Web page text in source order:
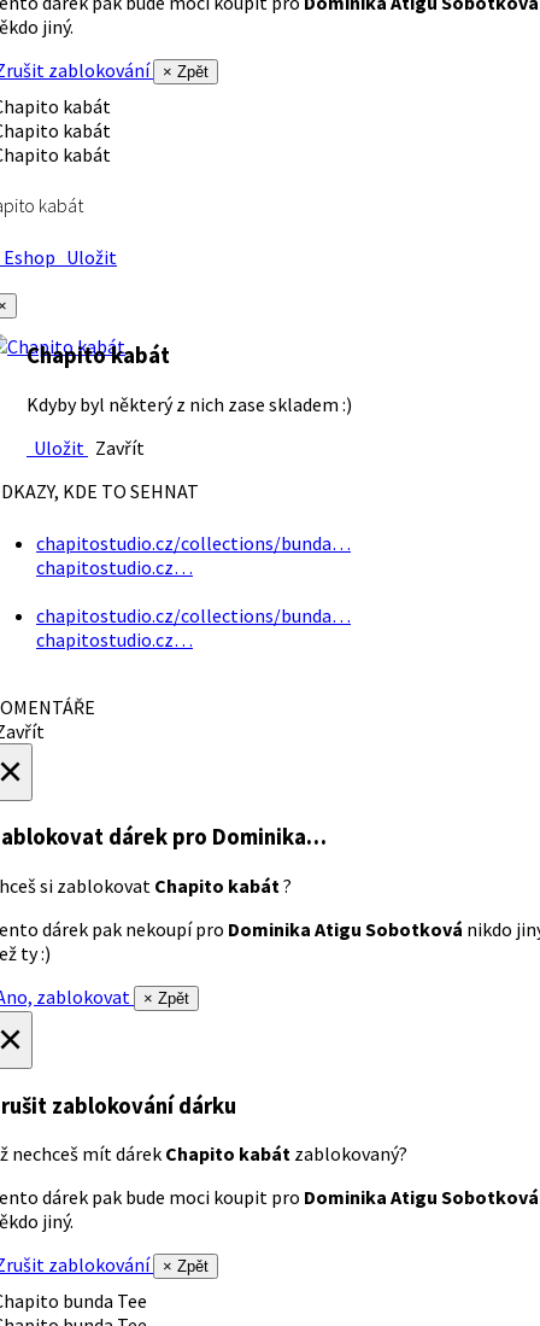
jiný.
zablokování
× Zpět
kabát
Uložit
Chapito kabát
Kdyby byl některý z nich zase skladem :)
Uložit Zavřít
KDE TO SEHNAT
chapitostudio.cz/collections/bunda…
chapitostudio.cz…
chapitostudio.cz/collections/bunda…
chapitostudio.cz…
dárek pro Dominika…
si zablokovat Chapito kabát ?
dárek pak nekoupí pro Dominika Atigu Sobotková nikdo
ty :)
zablokovat
× Zpět
zablokování dárku
nechceš mít dárek Chapito kabát zablokovaný?
dárek pak bude moci koupit pro Dominika Atigu Sobotková
jiný.
zablokování
× Zpět